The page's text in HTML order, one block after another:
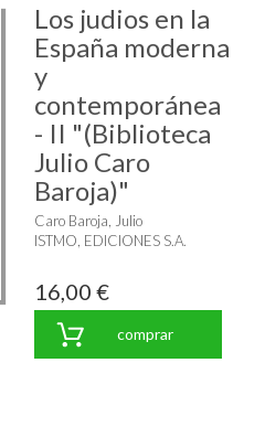
Los judios en la
España moderna
y
contemporánea
- II "(Biblioteca
Julio Caro
Baroja)"
Caro Baroja, Julio
ISTMO, EDICIONES S.A.
16,00 €
comprar